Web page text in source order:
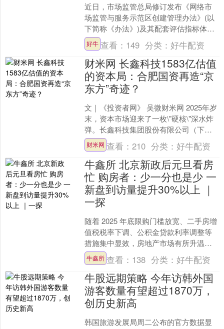
近日，市场监管总局修订发布《网络市
场监管与服务示范区创建管理办法》(以
下简称《办法》)及其配套评估指标体
系，自发布之日起实施。 网络市场监管
与服务示范区创建(以....
好牛 查看： 149 分类：好牛配资
财米网 长鑫科技1583亿估值
的资本局：合肥国资再造“京
东方”奇迹？
文｜《投资者网》 吴微财米网 2025年岁
末，资本市场迎来了一枚\"硬核\"深水炸
弹。长鑫科技集团股份有限公司（下称
\"长鑫科技\"）正式向上交所递交了招股
书，....
财米网 查看：210 分类：好牛配资
牛鑫所 北京新政后元旦看房
忙 购房者：少一分也是少 一
新盘到访量提升30%以上 ｜
一探
随着 2025 年底限购门槛放宽、二手房增
值税税率下调、公积金贷款利率调整等
措施集中显效，房地产市场有所升温。
元旦假期，第一财经记者走访北京部分
新房楼盘及二手房....
牛鑫所 查看： 138 分类：好牛配资
牛股远期策略 今年访韩外国
游客数量有望超过1870万，
创历史新高
韩国旅游发展局周二公布的官方数据显